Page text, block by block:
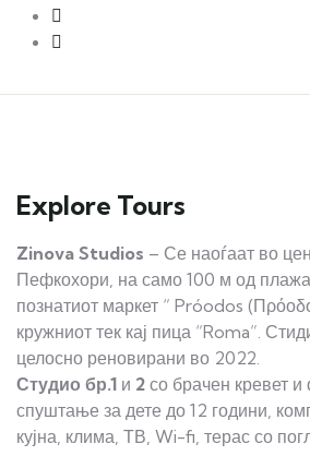
Explore Tours
Zinova Studios – Се наоѓаат во
Пефкохори, на само 100 м од
познатиот маркет “ Próodos
кружниот тек кај пица “Roma”.
целосно реновирани во 2022.
Студио бр.1 и 2 со брачен кревет
спуштање за дете до 12 години,
кујна, клима, ТВ, Wi-fi, терас со